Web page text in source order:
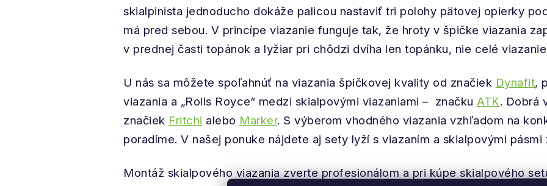
skialpinista jednoducho dokáže palicou nastaviť tri polohy pätovej opierky
má pred sebou. V princípe viazanie funguje tak, že hroty v špičke viazania
v prednej časti topánok a lyžiar pri chôdzi dvíha len topánku, nie celé
U nás sa môžete spoľahnúť na viazania špičkovej kvality od značiek Dynafit,
viazania a „Rolls Royce“ medzi skialpovými viazaniami – značku ATK. Dobrá
značiek Fritchi alebo Marker. S výberom vhodného viazania vzhľadom na
poradíme. V našej ponuke nájdete aj sety lyží s viazaním a skialpovými pásmi
Montáž skialpového viazania zverte profesionálom a pri kúpe skialpového